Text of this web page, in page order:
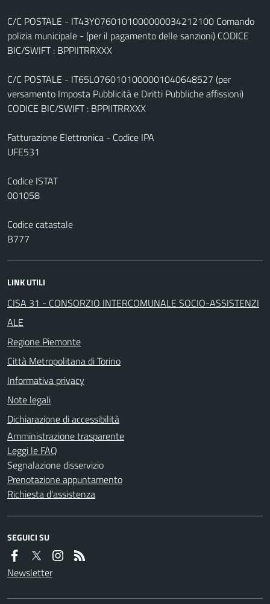
C/C POSTALE - IT43Y0760101000000034212100 Comando
polizia municipale - (per il pagamento delle sanzioni) CODICE
BIC/SWIFT : BPPIITRRXXX
C/C POSTALE - IT65L0760101000001040648527 (per
versamento Imposta Pubblicità e Diritti Pubbliche affissioni)
CODICE BIC/SWIFT : BPPIITRRXXX
Fatturazione Elettronica - Codice IPA
UFE531
Codice ISTAT
001058
Codice catastale
B777
LINK UTILI
CISA 31 - CONSORZIO INTERCOMUNALE SOCIO-ASSISTENZI
ALE
Regione Piemonte
Città Metropolitana di Torino
Informativa privacy
Note legali
Dichiarazione di accessibilità
Amministrazione trasparente
Leggi le FAQ
Segnalazione disservizio
Prenotazione appuntamento
Richiesta d'assistenza
SEGUICI SU
Newsletter